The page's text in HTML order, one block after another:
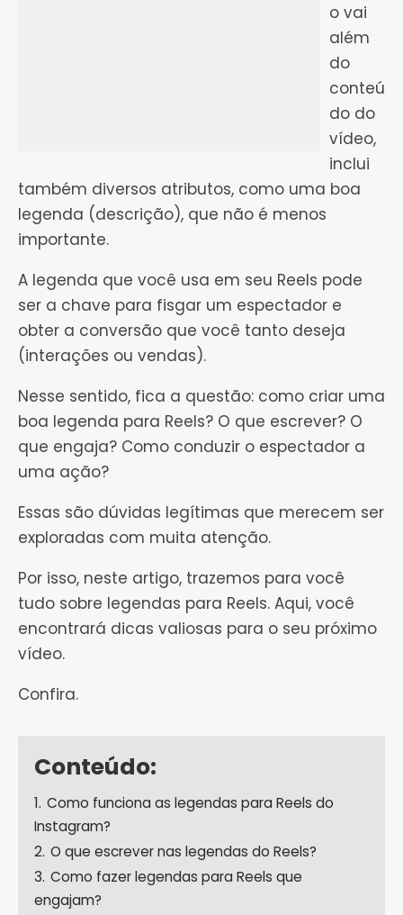
o vai
além
do
conteú
do do
vídeo,
inclui
também diversos atributos, como uma boa
legenda (descrição), que não é menos
importante.
A legenda que você usa em seu Reels pode
ser a chave para fisgar um espectador e
obter a conversão que você tanto deseja
(interações ou vendas).
Nesse sentido, fica a questão: como criar uma
boa legenda para Reels? O que escrever? O
que engaja? Como conduzir o espectador a
uma ação?
Essas são dúvidas legítimas que merecem ser
exploradas com muita atenção.
Por isso, neste artigo, trazemos para você
tudo sobre legendas para Reels. Aqui, você
encontrará dicas valiosas para o seu próximo
vídeo.
Confira.
Conteúdo:
1. Como funciona as legendas para Reels do
Instagram?
2. O que escrever nas legendas do Reels?
3. Como fazer legendas para Reels que
engajam?